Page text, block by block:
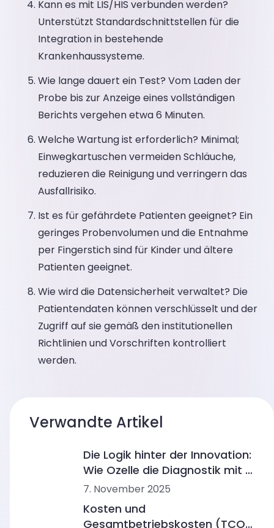
Kann es mit LIS/HIS verbunden werden?
Unterstützt Standardschnittstellen für die
Integration in bestehende
Krankenhaussysteme.
Wie lange dauert ein Test? Vom Laden der
Probe bis zur Anzeige eines vollständigen
Berichts vergehen etwa 6 Minuten.
Welche Wartung ist erforderlich? Minimal;
Einwegkartuschen vermeiden Schläuche,
reduzieren die Reinigung und verringern das
Ausfallrisiko.
Ist es für gefährdete Patienten geeignet? Ein
geringes Probenvolumen und die Entnahme
per Fingerstich sind für Kinder und ältere
Patienten geeignet.
Wie wird die Datensicherheit verwaltet? Die
Patientendaten können verschlüsselt und der
Zugriff auf sie gemäß den institutionellen
Richtlinien und Vorschriften kontrolliert
werden.
Verwandte Artikel
Die Logik hinter der Innovation:
Wie Ozelle die Diagnostik mit KI
und CBM umgestaltet
7. November 2025
Kosten und
Gesamtbetriebskosten (TCO)